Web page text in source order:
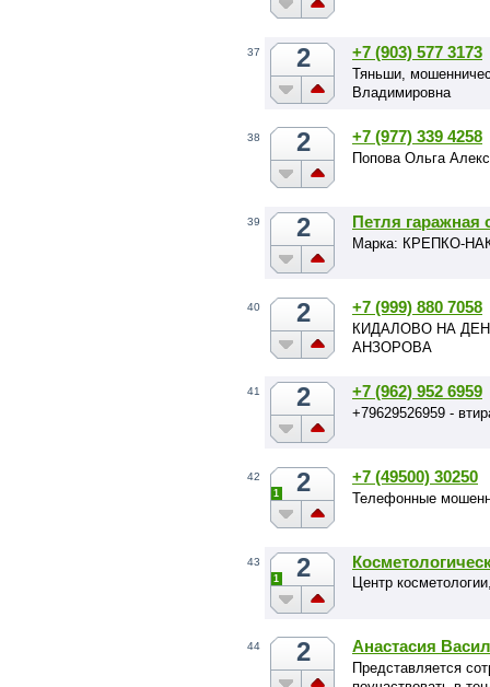
37 2 +7 (903) 577 3173
Тяньши,
Владимировна
38 2 +7 (977) 339 4258
Попова Ольга
39 2 Петля гаражная
Марка: КРЕПКО-
40 2 +7 (999) 880 7058
КИДАЛОВО НА
АНЗОРОВА
41 2 +7 (962) 952 6959
+79629526959 -
42 2
1
+7 (49500) 30250
Телефонные
43 2
1 Центр
44 2 Анастасия
Представляется